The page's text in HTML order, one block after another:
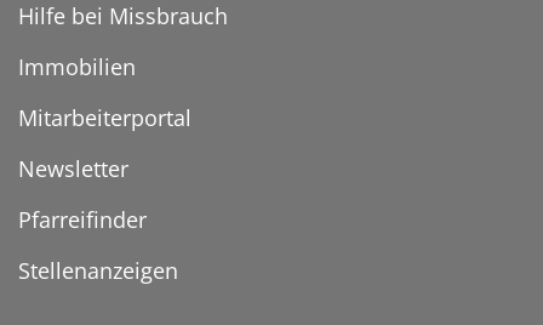
Hilfe bei Missbrauch
Immobilien
Mitarbeiterportal
Newsletter
Pfarreifinder
Stellenanzeigen